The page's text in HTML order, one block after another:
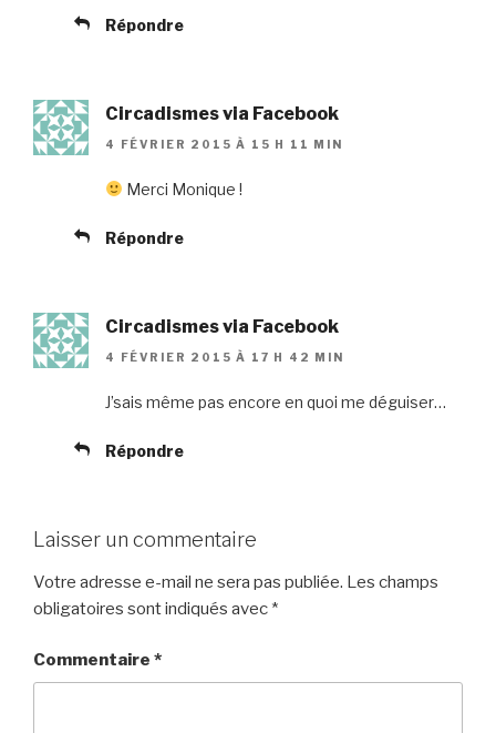
Répondre
Circadismes via Facebook
4 FÉVRIER 2015 À 15 H 11 MIN
Merci Monique !
Répondre
Circadismes via Facebook
4 FÉVRIER 2015 À 17 H 42 MIN
J’sais même pas encore en quoi me déguiser…
Répondre
Laisser un commentaire
Votre adresse e-mail ne sera pas publiée. Les champs
obligatoires sont indiqués avec *
Commentaire *